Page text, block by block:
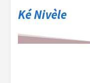
Ké Nivèle